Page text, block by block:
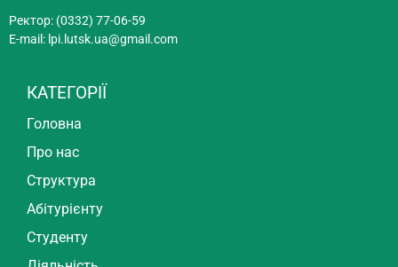
Ректор: (0332) 77-06-59
E-mail: lpi.lutsk.ua@gmail.com
КАТЕГОРІЇ
Головна
Про нас
Структура
Абітурієнту
Студенту